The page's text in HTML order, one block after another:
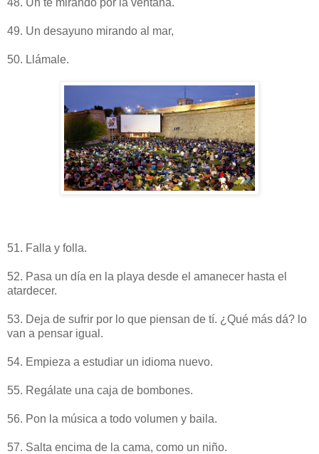
48. Un té mirando por la ventana.
49. Un desayuno mirando al mar,
50. Llámale.
51. Falla y folla.
52. Pasa un día en la playa desde el amanecer hasta el
atardecer.
53. Deja de sufrir por lo que piensan de tí. ¿Qué más dá? lo
van a pensar igual.
54. Empieza a estudiar un idioma nuevo.
55. Regálate una caja de bombones.
56. Pon la música a todo volumen y baila.
57. Salta encima de la cama, como un niño.